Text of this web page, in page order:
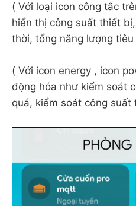
( Với loại icon công tắc
hiển thị công suất thiết
thời, tổng năng lượng tiêu
( Với icon energy , icon
động hóa như kiểm soát
quá, kiểm soát công suất